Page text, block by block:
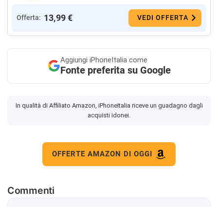
Offerta: 13,99 € VEDI OFFERTA
Aggiungi iPhoneItalia come
Fonte preferita su Google
In qualità di Affiliato Amazon, iPhoneItalia riceve un guadagno dagli
acquisti idonei.
OFFERTE AMAZON DI OGGI
Commenti